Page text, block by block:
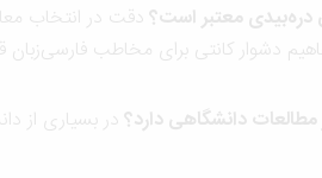
دقت در انتخاب
دشوار کانتی برای مخاطب فارسی‌زبان
در بسیاری از